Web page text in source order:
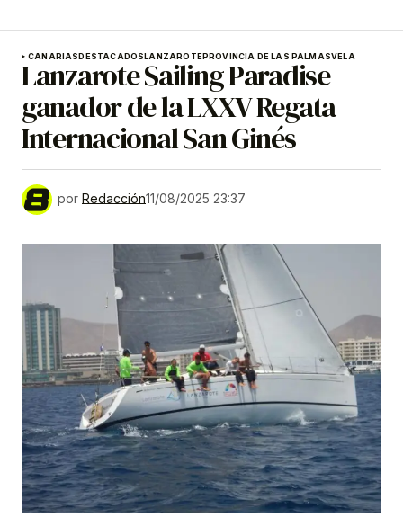
CANARIASDESTACADOSLANZAROTEPROVINCIA DE LAS PALMASVELA
Lanzarote Sailing Paradise
ganador de la LXXV Regata
Internacional San Ginés
por Redacción11/08/2025 23:37